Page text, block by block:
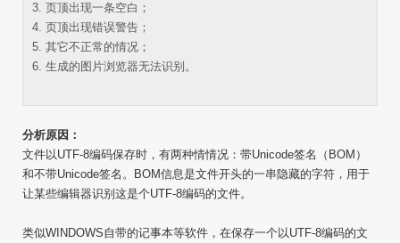
3. 页顶出现一条空白；
4. 页顶出现错误警告；
5. 其它不正常的情况；
6. 生成的图片浏览器无法识别。
分析原因：
文件以UTF-8编码保存时，有两种情情况：带Unicode签名（BOM）
和不带Unicode签名。BOM信息是文件开头的一串隐藏的字符，用于
让某些编辑器识别这是个UTF-8编码的文件。
类似WINDOWS自带的记事本等软件，在保存一个以UTF-8编码的文